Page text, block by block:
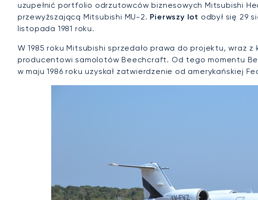
uzupełnić portfolio odrzutowców biznesowych Mitsubishi
przewyższającą Mitsubishi MU-2. Pierwszy lot odbył się 29
listopada 1981 roku.
W 1985 roku Mitsubishi sprzedało prawa do projektu, wraz
producentowi samolotów Beechcraft. Od tego momentu
w maju 1986 roku uzyskał zatwierdzenie od amerykańskiej